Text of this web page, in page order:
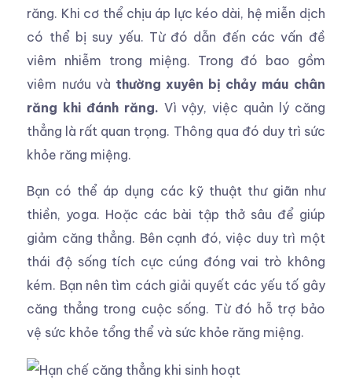
răng. Khi cơ thể chịu áp lực kéo dài, hệ miễn dịch
có thể bị suy yếu. Từ đó dẫn đến các vấn đề
viêm nhiễm trong miệng. Trong đó bao gồm
viêm nướu và thường xuyên bị chảy máu chân
răng khi đánh răng. Vì vậy, việc quản lý căng
thẳng là rất quan trọng. Thông qua đó duy trì sức
khỏe răng miệng.
Bạn có thể áp dụng các kỹ thuật thư giãn như
thiền, yoga. Hoặc các bài tập thở sâu để giúp
giảm căng thẳng. Bên cạnh đó, việc duy trì một
thái độ sống tích cực cúng đóng vai trò không
kém. Bạn nên tìm cách giải quyết các yếu tố gây
căng thẳng trong cuộc sống. Từ đó hỗ trợ bảo
vệ sức khỏe tổng thể và sức khỏe răng miệng.